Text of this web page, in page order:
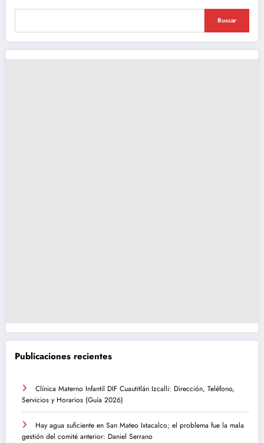
Buscar
Publicaciones recientes
Clínica Materno Infantil DIF Cuautitlán Izcalli: Dirección, Teléfono,
Servicios y Horarios (Guía 2026)
Hay agua suficiente en San Mateo Ixtacalco; el problema fue la mala
gestión del comité anterior: Daniel Serrano